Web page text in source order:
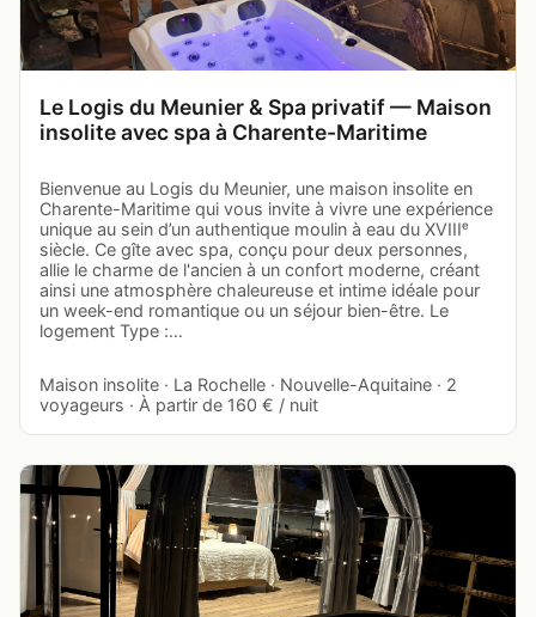
Le Logis du Meunier & Spa privatif — Maison
insolite avec spa à Charente-Maritime
Bienvenue au Logis du Meunier, une maison insolite en
Charente-Maritime qui vous invite à vivre une expérience
unique au sein d’un authentique moulin à eau du XVIIIᵉ
siècle. Ce gîte avec spa, conçu pour deux personnes,
allie le charme de l'ancien à un confort moderne, créant
ainsi une atmosphère chaleureuse et intime idéale pour
un week-end romantique ou un séjour bien-être. Le
logement Type :…
Maison insolite · La Rochelle · Nouvelle-Aquitaine · 2
voyageurs · À partir de 160 € / nuit